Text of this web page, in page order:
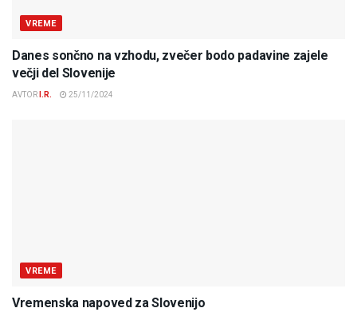
VREME
Danes sončno na vzhodu, zvečer bodo padavine zajele
večji del Slovenije
AVTOR I.R. 25/11/2024
VREME
Vremenska napoved za Slovenijo